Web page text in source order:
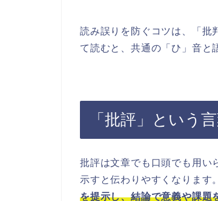
読み誤りを防ぐコツは、「批
て読むと、共通の「ひ」音と
「批評」という
批評は文章でも口頭でも用い
示すと伝わりやすくなります
を提示し、結論で意義や課題